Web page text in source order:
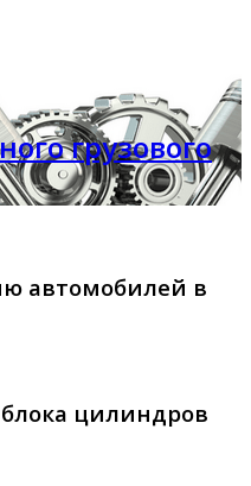
грузового
автомобилей в
цилиндров